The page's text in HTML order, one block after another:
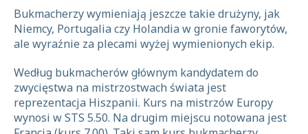
Bukmacherzy wymieniają jeszcze takie drużyny, jak
Niemcy, Portugalia czy Holandia w gronie faworytów,
ale wyraźnie za plecami wyżej wymienionych ekip.
Według bukmacherów głównym kandydatem do
zwycięstwa na mistrzostwach świata jest
reprezentacja Hiszpanii. Kurs na mistrzów Europy
wynosi w STS 5.50. Na drugim miejscu notowana jest